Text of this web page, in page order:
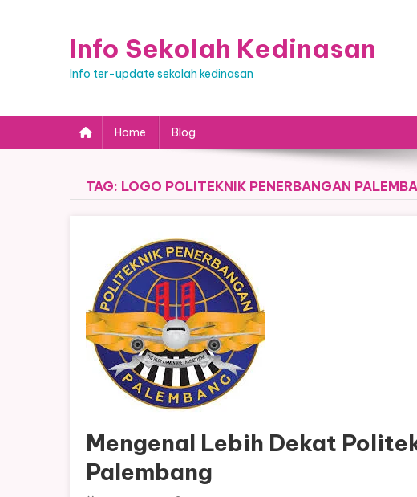
Info Sekolah Kedinasan
Info ter-update sekolah kedinasan
Home Blog
TAG: LOGO POLITEKNIK PENERBANGAN
Mengenal Lebih Dekat
Palembang